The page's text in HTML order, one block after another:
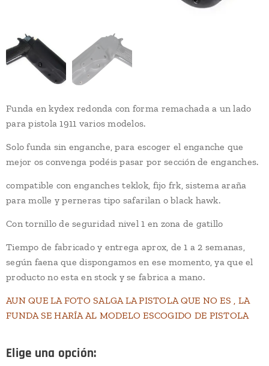
Funda en kydex redonda con forma remachada a un lado
para pistola 1911 varios modelos.
Solo funda sin enganche, para escoger el enganche que
mejor os convenga podéis pasar por sección de enganches.
compatible con enganches teklok, fijo frk, sistema araña
para molle y perneras tipo safarilan o black hawk.
Con tornillo de seguridad nivel 1 en zona de gatillo
Tiempo de fabricado y entrega aprox, de 1 a 2 semanas,
según faena que dispongamos en ese momento, ya que el
producto no esta en stock y se fabrica a mano.
AUN QUE LA FOTO SALGA LA PISTOLA QUE NO ES , LA
FUNDA SE HARÍA AL MODELO ESCOGIDO DE PISTOLA
Elige una opción: